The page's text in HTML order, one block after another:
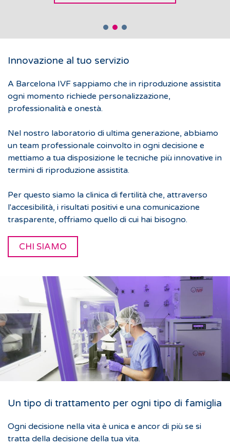
PARLACI DEL TUO CASO
PARLACI DEL TUO CASO
Innovazione al tuo servizio
A Barcelona IVF sappiamo che in riproduzione assistita
ogni momento richiede personalizzazione,
professionalità e onestà.
Nel nostro laboratorio di ultima generazione, abbiamo
un team professionale coinvolto in ogni decisione e
mettiamo a tua disposizione le tecniche più innovative in
termini di riproduzione assistita.
Per questo siamo la clinica di fertilità che, attraverso
l'accesibilità, i risultati positivi e una comunicazione
trasparente, offriamo quello di cui hai bisogno.
CHI SIAMO
Un tipo di trattamento per ogni tipo di famiglia
Ogni decisione nella vita è unica e ancor di più se si
tratta della decisione della tua vita.